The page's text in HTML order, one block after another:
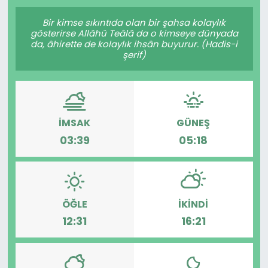
Bir kimse sıkıntıda olan bir şahsa kolaylık
gösterirse Allâhü Teâlâ da o kimseye dünyada
da, âhirette de kolaylık ihsân buyurur. (Hadis-i
şerif)
İMSAK
03:39
GÜNEŞ
05:18
ÖĞLE
12:31
İKINDI
16:21
Gündem
KKTC
KKTC YEREL SEÇİM 2018
Kültür Sanat
Magazin
Nöbetçi Eczaneler
Otomobil Dünyası